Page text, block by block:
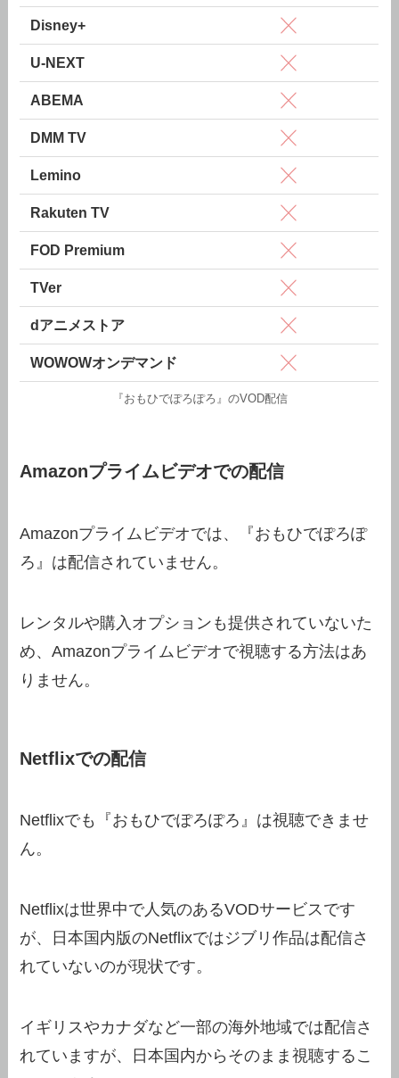
Disney+
U-NEXT
ABEMA
DMM TV
Lemino
Rakuten TV
FOD Premium
TVer
dアニメストア
WOWOWオンデマンド
『おもひでぽろぽろ』のVOD配信
Amazonプライムビデオでの配信
Amazonプライムビデオでは、『おもひでぽろぽ
ろ』は配信されていません。
レンタルや購入オプションも提供されていないた
め、Amazonプライムビデオで視聴する方法はあ
りません。
Netflixでの配信
Netflixでも『おもひでぽろぽろ』は視聴できませ
ん。
Netflixは世界中で人気のあるVODサービスです
が、日本国内版のNetflixではジブリ作品は配信さ
れていないのが現状です。
イギリスやカナダなど一部の海外地域では配信さ
れていますが、日本国内からそのまま視聴するこ